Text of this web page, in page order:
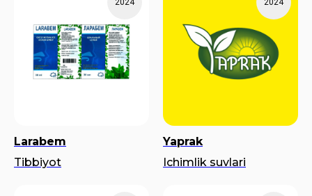
2024
Larabem
Tibbiyot
2024
Yaprak
Ichimlik suvlari